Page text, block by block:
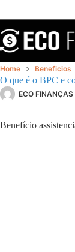
conteúdo
Home Beneficios
O que é o BPC e
ECO FINANÇAS
Benefício